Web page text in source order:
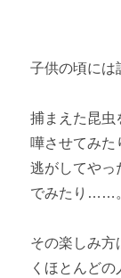
子供の頃には
捕まえた昆虫
嘩させてみた
逃がしてやっ
でみたり……
その楽しみ方
くほとんど